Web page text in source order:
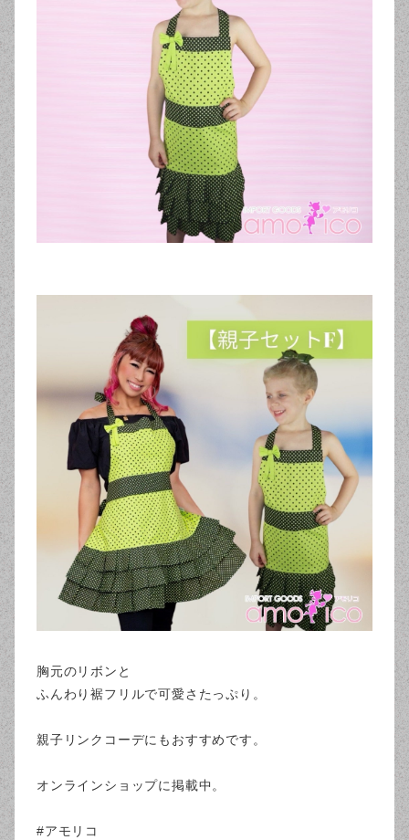
胸元のリボンと
ふんわり裾フリルで可愛さたっぷり。
親子リンクコーデにもおすすめです。
オンラインショップに掲載中。
#アモリコ